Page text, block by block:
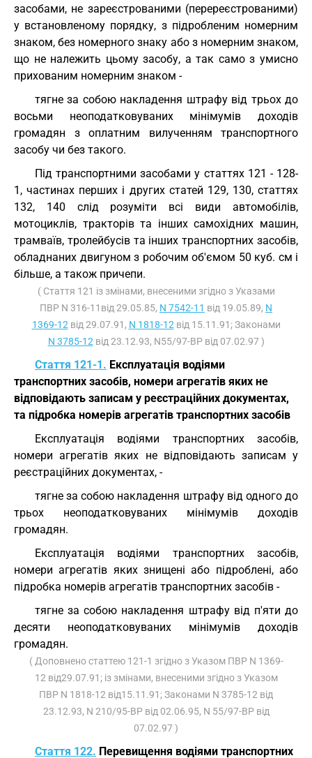
засобами, не зареєстрованими (перереєстрованими)
у встановленому порядку, з підробленим номерним
знаком, без номерного знаку або з номерним знаком,
що не належить цьому засобу, а так само з умисно
прихованим номерним знаком -
тягне за собою накладення штрафу від трьох до
восьми неоподатковуваних мінімумів доходів
громадян з оплатним вилученням транспортного
засобу чи без такого.
Під транспортними засобами у статтях 121 - 128-
1, частинах перших і других статей 129, 130, статтях
132, 140 слід розуміти всі види автомобілів,
мотоциклів, тракторів та інших самохідних машин,
трамваїв, тролейбусів та інших транспортних засобів,
обладнаних двигуном з робочим об'ємом 50 куб. см і
більше, а також причепи.
( Стаття 121 із змінами, внесеними згідно з Указами
ПВР N 316-11від 29.05.85, N 7542-11 від 19.05.89, N
1369-12 від 29.07.91, N 1818-12 від 15.11.91; Законами
N 3785-12 від 23.12.93, N55/97-ВР від 07.02.97 )
Стаття 121-1. Експлуатація водіями
транспортних засобів, номери агрегатів яких не
відповідають записам у реєстраційних документах,
та підробка номерів агрегатів транспортних засобів
Експлуатація водіями транспортних засобів,
номери агрегатів яких не відповідають записам у
реєстраційних документах, -
тягне за собою накладення штрафу від одного до
трьох неоподатковуваних мінімумів доходів
громадян.
Експлуатація водіями транспортних засобів,
номери агрегатів яких знищені або підроблені, або
підробка номерів агрегатів транспортних засобів -
тягне за собою накладення штрафу від п'яти до
десяти неоподатковуваних мінімумів доходів
громадян.
( Доповнено статтею 121-1 згідно з Указом ПВР N 1369-
12 від29.07.91; із змінами, внесеними згідно з Указом
ПВР N 1818-12 від15.11.91; Законами N 3785-12 від
23.12.93, N 210/95-ВР від 02.06.95, N 55/97-ВР від
07.02.97 )
Стаття 122. Перевищення водіями транспортних